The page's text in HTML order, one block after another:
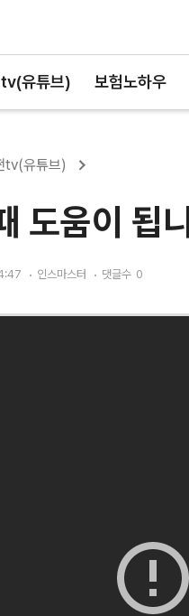
유튜브) 보험노하우
tv(유튜브)
도움이 됩
인스마스터 댓글수 0